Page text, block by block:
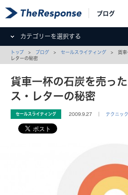
ブログ
カテゴリーを選択する
トップ > ブログ >セールスライティング > 貨車一
レターの秘密
貨車一杯の石炭を売っ
ス・レターの秘密
セールスライティング 2009.9.27 ｜テクニック